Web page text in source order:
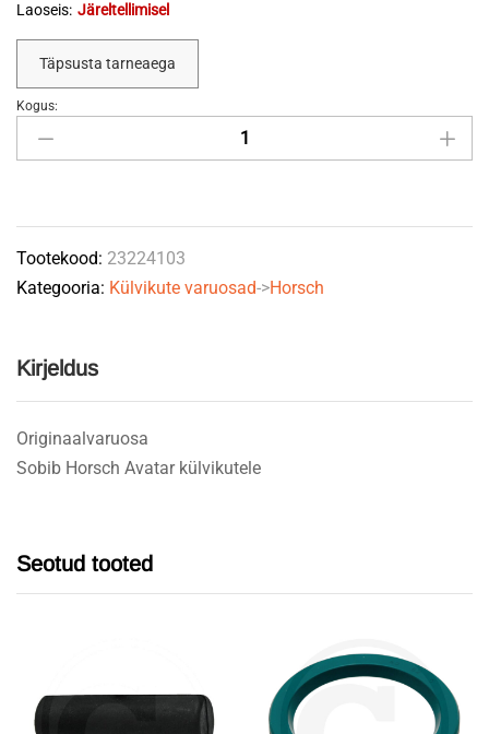
Laoseis: Järeltellimisel
Täpsusta tarneaega
Kummiketas
15mm
23224103
HORSCH
quantity
Kogus:
Tootekood: 23224103
Kategooria: Külvikute varuosad->Horsch
Kirjeldus
Originaalvaruosa
Sobib Horsch Avatar külvikutele
Seotud tooted